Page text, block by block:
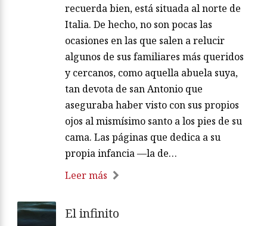
recuerda bien, está situada al norte de
Italia. De hecho, no son pocas las
ocasiones en las que salen a relucir
algunos de sus familiares más queridos
y cercanos, como aquella abuela suya,
tan devota de san Antonio que
aseguraba haber visto con sus propios
ojos al mismísimo santo a los pies de su
cama. Las páginas que dedica a su
propia infancia —la de…
Leer más
El infinito